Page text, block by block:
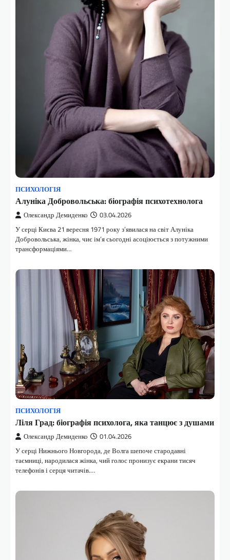
ПСИХОЛОГІЯ
Алуніка Добровольська: біографія психотехнолога
Олександр Демиденко 03.04.2026
У серці Києва 21 вересня 1971 року з’явилася на світ Алуніка
Добровольська, жінка, чиє ім’я сьогодні асоціюється з потужними
трансформаціями…
ПСИХОЛОГІЯ
Ліля Град: біографія психолога, яка танцює з душами
Олександр Демиденко 01.04.2026
У серці Нижнього Новгорода, де Волга шепоче стародавні
таємниці, народилася жінка, чий голос пронизує екрани тисяч
телефонів і серця читачів.…